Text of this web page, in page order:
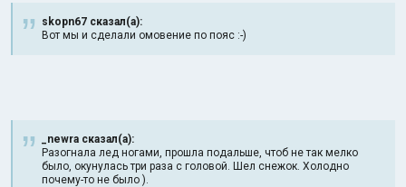
skopn67 сказал(а):
Вот мы и сделали омовение по пояс :-)
_newra сказал(а):
Разогнала лед ногами, прошла подальше, чтоб не так мелко
было, окунулась три раза с головой. Шел снежок. Холодно
почему-то не было ).